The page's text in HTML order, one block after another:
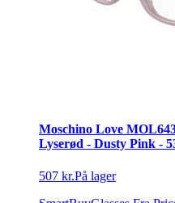
Moschino Love
Lyserød - Dusty Pink -
507 kr.På lager